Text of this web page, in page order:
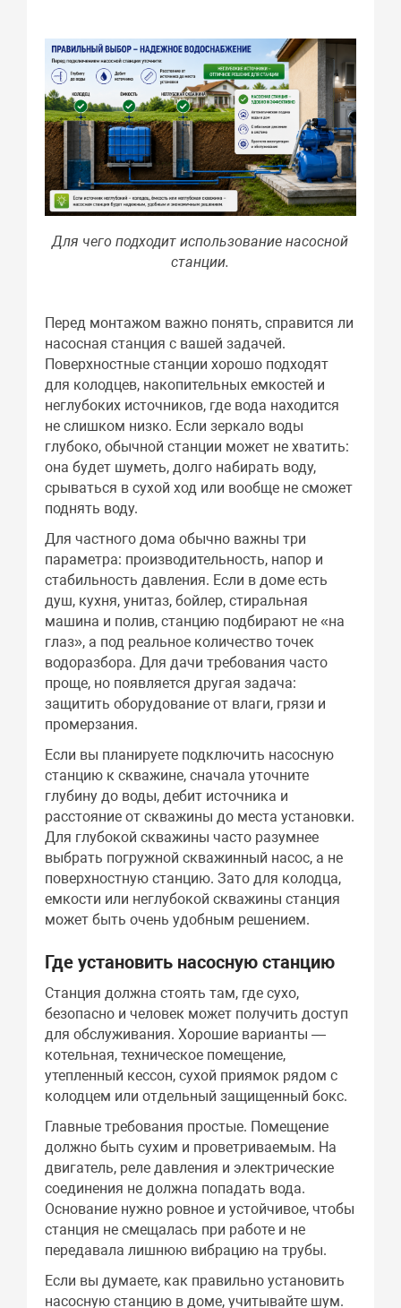
Для чего подходит использование насосной
станции.
Перед монтажом важно понять, справится ли
насосная станция с вашей задачей.
Поверхностные станции хорошо подходят
для колодцев, накопительных емкостей и
неглубоких источников, где вода находится
не слишком низко. Если зеркало воды
глубоко, обычной станции может не хватить:
она будет шуметь, долго набирать воду,
срываться в сухой ход или вообще не сможет
поднять воду.
Для частного дома обычно важны три
параметра: производительность, напор и
стабильность давления. Если в доме есть
душ, кухня, унитаз, бойлер, стиральная
машина и полив, станцию подбирают не «на
глаз», а под реальное количество точек
водоразбора. Для дачи требования часто
проще, но появляется другая задача:
защитить оборудование от влаги, грязи и
промерзания.
Если вы планируете подключить насосную
станцию к скважине, сначала уточните
глубину до воды, дебит источника и
расстояние от скважины до места установки.
Для глубокой скважины часто разумнее
выбрать погружной скважинный насос, а не
поверхностную станцию. Зато для колодца,
емкости или неглубокой скважины станция
может быть очень удобным решением.
Где установить насосную станцию
Станция должна стоять там, где сухо,
безопасно и человек может получить доступ
для обслуживания. Хорошие варианты —
котельная, техническое помещение,
утепленный кессон, сухой приямок рядом с
колодцем или отдельный защищенный бокс.
Главные требования простые. Помещение
должно быть сухим и проветриваемым. На
двигатель, реле давления и электрические
соединения не должна попадать вода.
Основание нужно ровное и устойчивое, чтобы
станция не смещалась при работе и не
передавала лишнюю вибрацию на трубы.
Если вы думаете, как правильно установить
насосную станцию в доме, учитывайте шум.